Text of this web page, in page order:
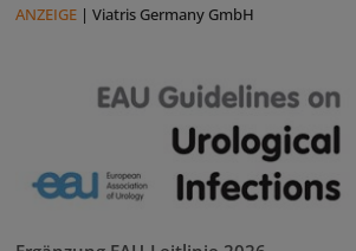
ANZEIGE |Viatris Germany GmbH